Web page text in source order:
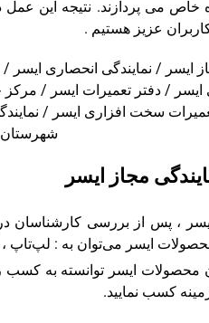
خاص می پردازند. نتیجه این
عزیز هستیم .
ایسر / نمایندگی انحصاری
/ دفتر تعمیرات ایسر /
سخت افزاری ایسر /
شهرستان
مجاز ایسر
، پس از بررسی کارشناسان
ایسر می‌توان به : لپ‌تاپ ،
محصولات ایسر توانسته به کسب
کسب نمایید.